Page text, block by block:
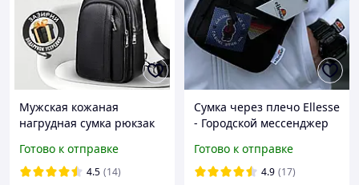
Мужская кожаная
нагрудная сумка рюкзак
плечо Tiding Bag черная
Готово к отправке
4.5 (14)
Сумка через плечо Ellesse
- Городской мессенджер
Готово к отправке
4.9 (17)